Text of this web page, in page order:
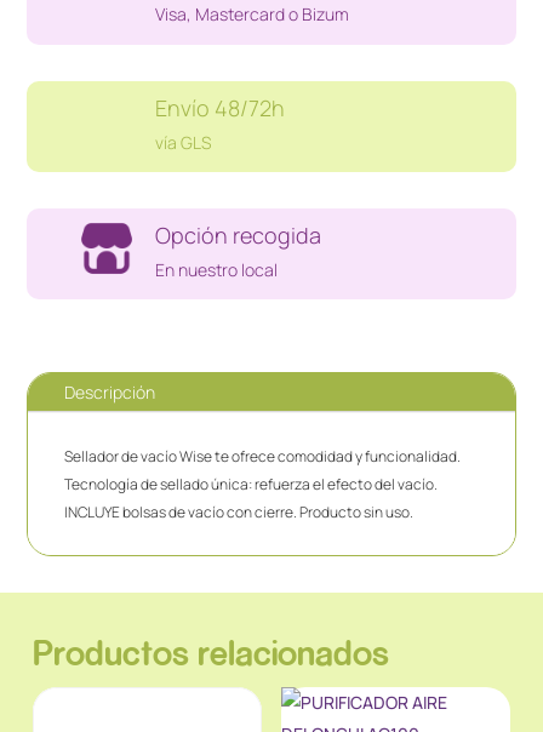
Visa, Mastercard o Bizum
Envío 48/72h
vía GLS
Opción recogida
En nuestro local
Descripción
Sellador de vacío Wise te ofrece comodidad y funcionalidad.
Tecnología de sellado única: refuerza el efecto del vacío.
INCLUYE bolsas de vacío con cierre. Producto sin uso.
Productos relacionados